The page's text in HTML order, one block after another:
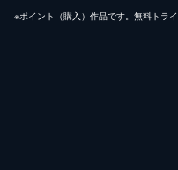
※ポイント（購⼊）作品です。無料トラ